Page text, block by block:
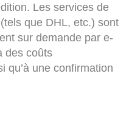
Les services de
que DHL, etc.) sont
sur demande par e-
des coûts
qu’à une confirmation